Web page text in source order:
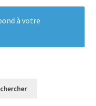
à votre